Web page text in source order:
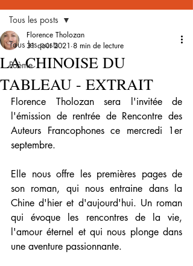
Tous les posts
Poème
Tous les posts
LA CHINOISE DU
TABLEAU - EXTRAIT
Florence Tholozan
31 août 2021 8 min de lecture
Florence Tholozan sera l'invitée de
l'émission de rentrée de Rencontre des
Auteurs Francophones ce mercredi 1er
septembre.
Elle nous offre les premières pages de
son roman, qui nous entraine dans la
Chine d'hier et d'aujourd'hui. Un roman
qui évoque les rencontres de la vie,
l'amour éternel et qui nous plonge dans
une aventure passionnante.